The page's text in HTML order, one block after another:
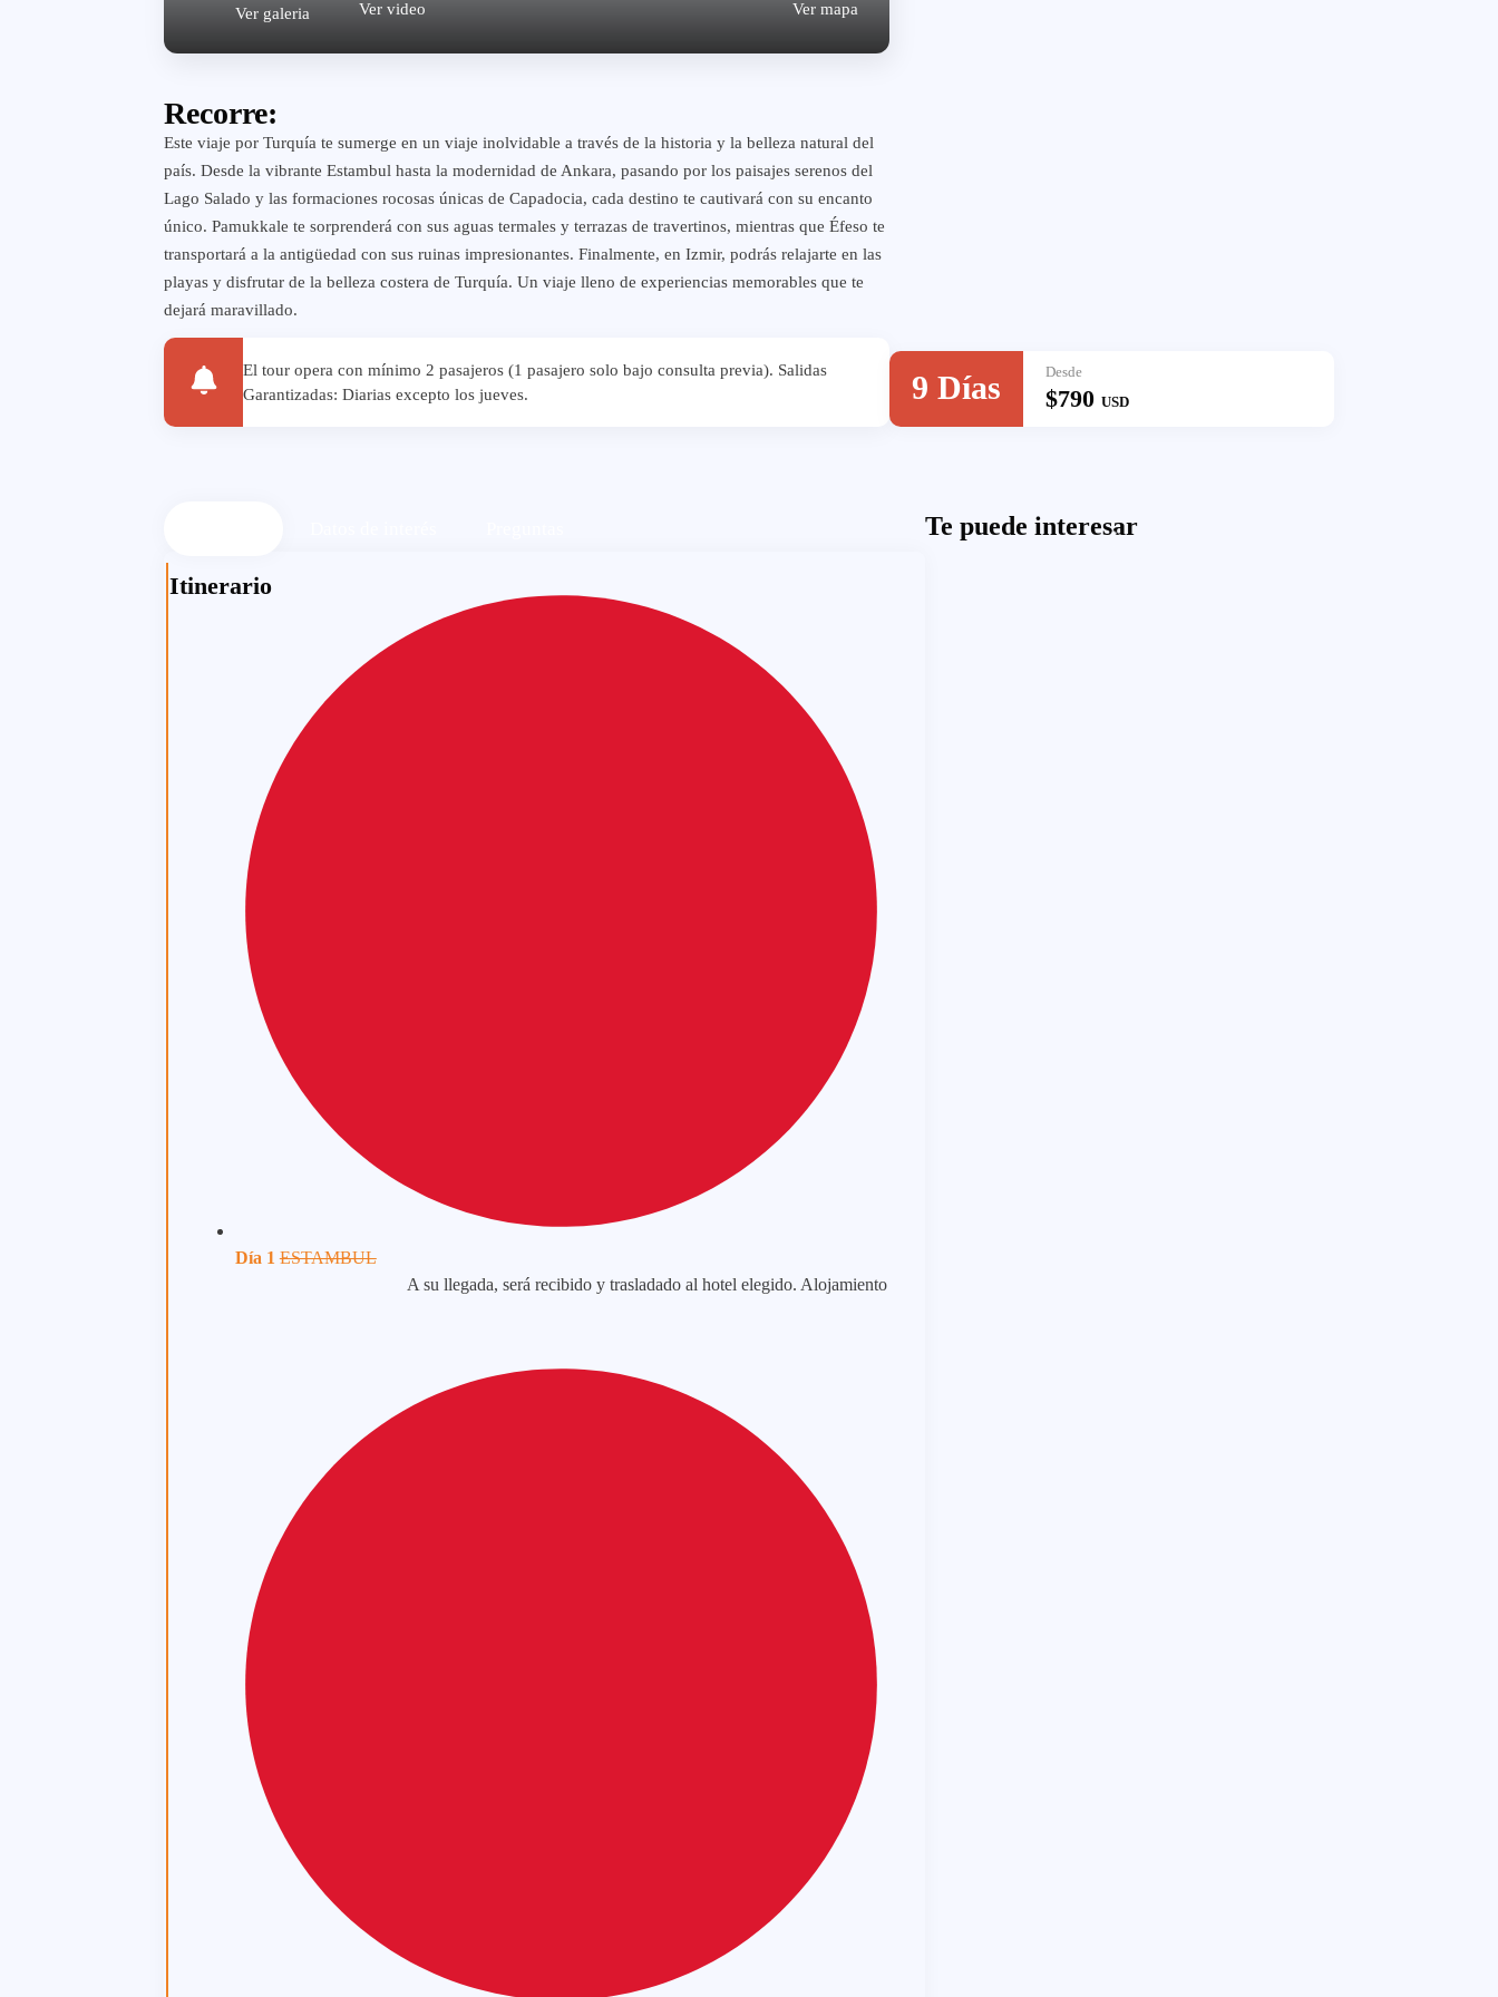
Ver galeria Ver video Ver mapa
Recorre:
Este viaje por Turquía te sumerge en un viaje inolvidable a través de la historia y la belleza natural del
país. Desde la vibrante Estambul hasta la modernidad de Ankara, pasando por los paisajes serenos del
Lago Salado y las formaciones rocosas únicas de Capadocia, cada destino te cautivará con su encanto
único. Pamukkale te sorprenderá con sus aguas termales y terrazas de travertinos, mientras que Éfeso te
transportará a la antigüedad con sus ruinas impresionantes. Finalmente, en Izmir, podrás relajarte en las
playas y disfrutar de la belleza costera de Turquía. Un viaje lleno de experiencias memorables que te
dejará maravillado.
El tour opera con mínimo 2 pasajeros (1 pasajero solo bajo consulta previa). Salidas
Garantizadas: Diarias excepto los jueves.
9 Días Desde
$790 USD
Itinerario
Día 1ESTAMBUL
A su llegada, será recibido y trasladado al hotel elegido. Alojamiento
Te puede interesar